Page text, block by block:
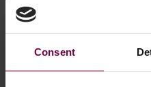
Consent
21 maggio 2026